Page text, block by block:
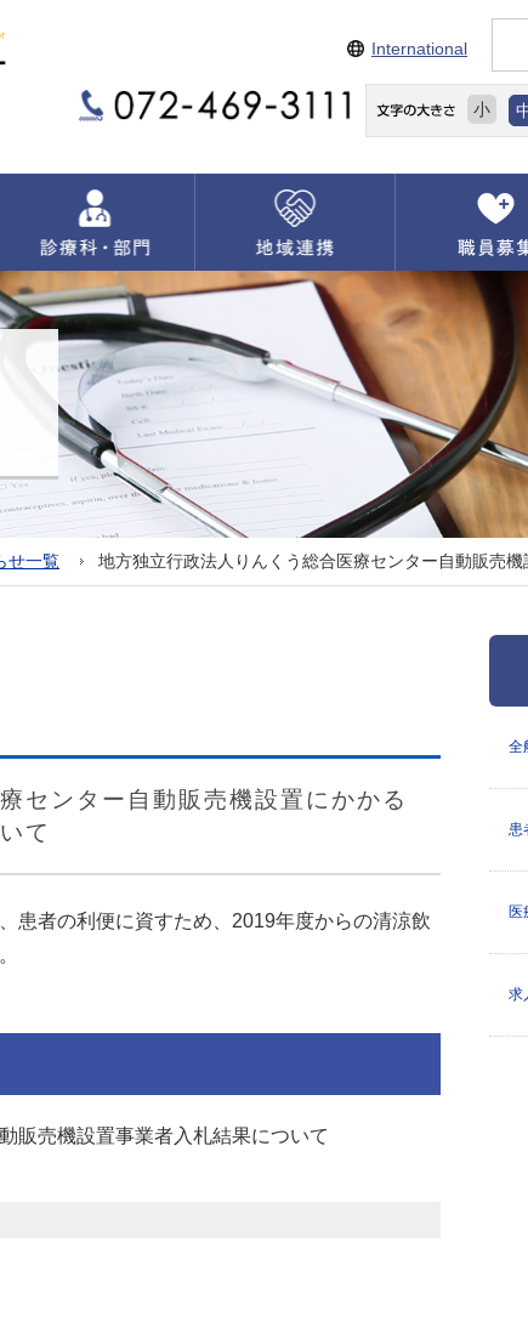
International
小
せ一覧 地方独立行政法人りんくう総合医療センター自動販売
センター自動販売機設置にかかる
て
患者の利便に資すため、2019年度からの清涼飲
販売機設置事業者入札結果について
全
患
医
求